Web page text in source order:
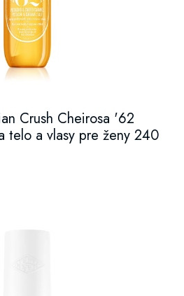
Crush Cheirosa '62
telo a vlasy pre ženy 240